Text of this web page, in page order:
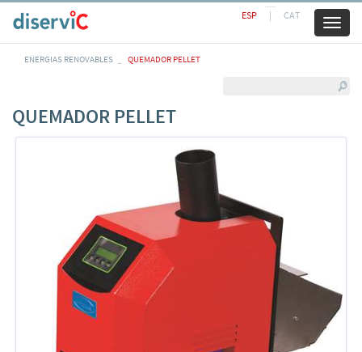
ESP | CAT
ENERGIAS RENOVABLES QUEMADOR PELLET
QUEMADOR PELLET